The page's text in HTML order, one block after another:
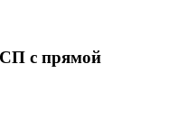
с прямой